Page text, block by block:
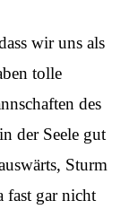
wir uns als
tolle
des
der Seele gut
Sturm
fast gar nicht